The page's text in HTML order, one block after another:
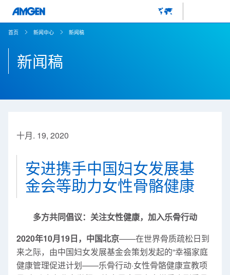
首页 新闻中心 新闻稿
新闻稿
十月. 19, 2020
安进携手中国妇女发展基
金会等助力女性骨骼健康
多方共同倡议：关注女性健康，加入乐骨行动
2020年10月19日，中国北京——在世界骨质疏松日到
来之际，由中国妇女发展基金会策划发起的“幸福家庭
健康管理促进计划——乐骨行动·女性骨骼健康宣教项